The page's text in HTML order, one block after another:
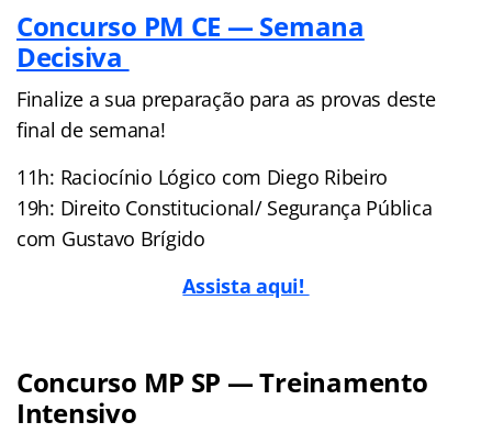
Concurso PM CE — Semana
Decisiva
Finalize a sua preparação para as provas deste
final de semana!
11h: Raciocínio Lógico com Diego Ribeiro
19h: Direito Constitucional/ Segurança Pública
com Gustavo Brígido
Assista aqui!
Concurso MP SP — Treinamento
Intensivo